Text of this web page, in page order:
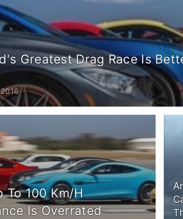
Greatest Drag Race Is
To 100 Km/H
Is Overrated